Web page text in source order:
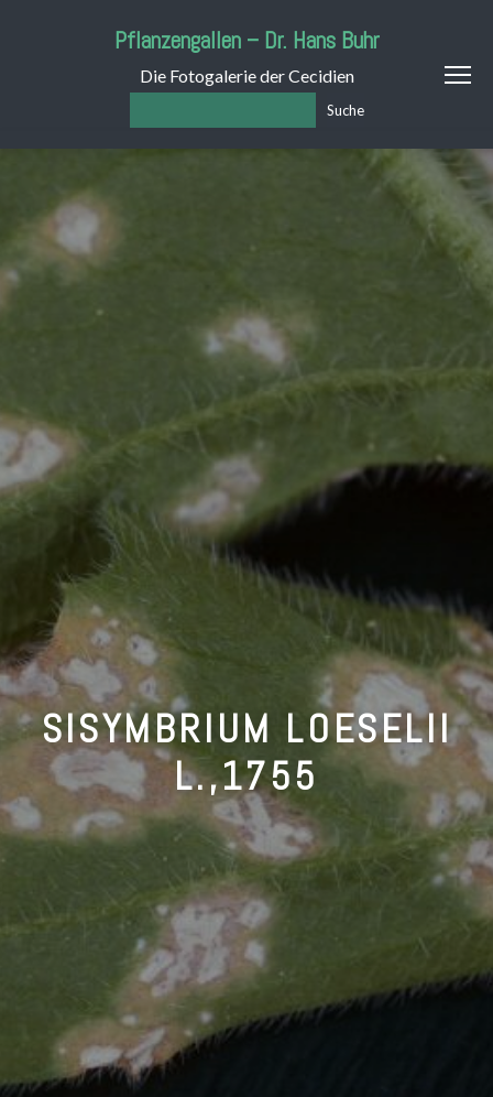
Pflanzengallen – Dr. Hans Buhr
Die Fotogalerie der Cecidien
Suche
SISYMBRIUM LOESELII
L.,1755